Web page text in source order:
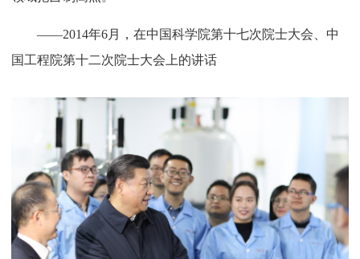
——2014年6月，在中国科学院第十七次院士大会、中
国工程院第十二次院士大会上的讲话